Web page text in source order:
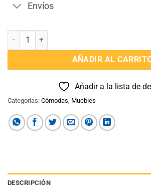
Envíos
Cómoda 3 cajones Decore color Almendra
AÑADIR AL
Añadir a la lista de
Categorías: Cómodas Muebles
DESCRIPCIÓN